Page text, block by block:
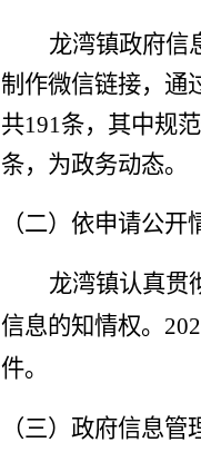
龙湾镇政府信
制作微信链接，通
共191条，其中规
条， 为政务动态。
（二） 依申请公开
龙湾镇认真贯
信息的知情权。
件。
（三） 政府信息管